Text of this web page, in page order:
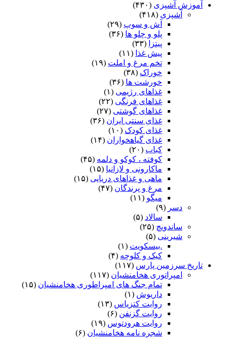
آموزش آشپزی (۴۳۰)
آشپزی (۴۱۸)
آش و سوپ (۲۹)
پلو و چلو ها (۳۶)
پیتزا
(۳۳)
پیش غذا (۱۱)
تخم مرغ و املت (۱۹)
خوراک (۳۸)
خورشت ها (۳۶)
غذاهای رژیمی (۱)
غذاهای فرنگی (۲۲)
غذاهای گوشتی (۲۷)
غذای سنتی ایران (۳۶)
غذای کودک (۱۰)
غذای گیاهخواران (۱۴)
کباب (۲۰)
کوفته ، کوکو و دلمه (۴۵)
ماکارونی و لازانیا (۱۵)
ماهی و غذاهای دریایی (۱۵)
مرغ و پرندگان (۴۷)
میگو (۱۱)
دسر (۹)
سالاد (۵)
ساندویچ (۲۵)
شیرینی (۵)
.بیسکویت (۱)
کیک و کلوچه (۴)
تاریخ سرزمین پارس (۱۱۷)
امپراتوری هخامنشیان (۱۱۷)
تمام جنگ های امپراطوری هخامنشیان (۱۵)
داریوش (۱)
روایت کتزیاس (۱۳)
روایت گزنفن (۶)
روایت هرودتوس (۱۹)
شجره نامه هخامنشیان (۶)